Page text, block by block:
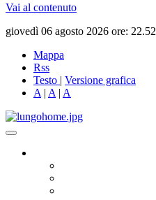
Vai al contenuto
giovedì 06 agosto 2026 ore: 22.52
Mappa
Rss
Testo | Versione grafica
A | A | A